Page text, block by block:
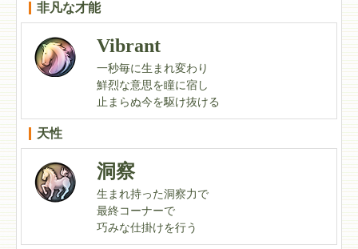
非凡な才能
Vibrant
一秒毎に生まれ変わり
鮮烈な意思を瞳に宿し
止まらぬ今を駆け抜ける
天性
洞察
生まれ持った洞察力で
最終コーナーで
巧みな仕掛けを行う